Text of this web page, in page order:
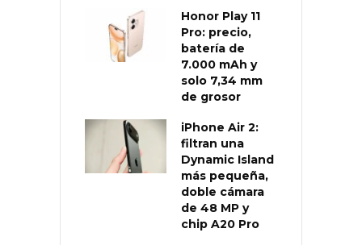
Honor Play 11
Pro: precio,
batería de
7.000 mAh y
solo 7,34 mm
de grosor
iPhone Air 2:
filtran una
Dynamic Island
más pequeña,
doble cámara
de 48 MP y
chip A20 Pro